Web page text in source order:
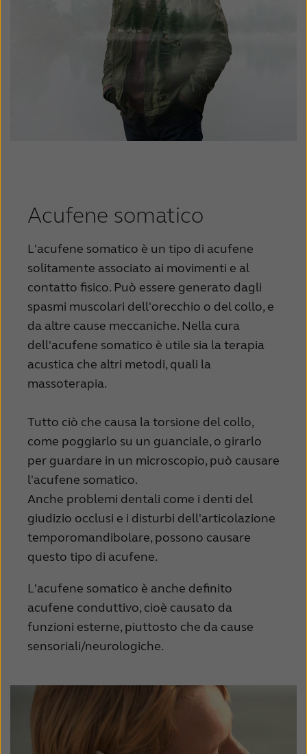
Acufene somatico
L'acufene somatico è un tipo di acufene
solitamente associato ai movimenti e al
contatto fisico. Può essere generato dagli
spasmi muscolari dell'orecchio o del collo, e
da altre cause meccaniche. Nella cura
dell'acufene somatico è utile sia la terapia
acustica che altri metodi, quali la
massoterapia.
Tutto ciò che causa la torsione del collo,
come poggiarlo su un guanciale, o girarlo
per guardare in un microscopio, può causare
l'acufene somatico.
Anche problemi dentali come i denti del
giudizio occlusi e i disturbi dell'articolazione
temporomandibolare, possono causare
questo tipo di acufene.
L'acufene somatico è anche definito
acufene conduttivo, cioè causato da
funzioni esterne, piuttosto che da cause
sensoriali/neurologiche.